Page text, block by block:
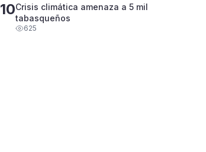
10Crisis climática amenaza a 5 mil
tabasqueños
625